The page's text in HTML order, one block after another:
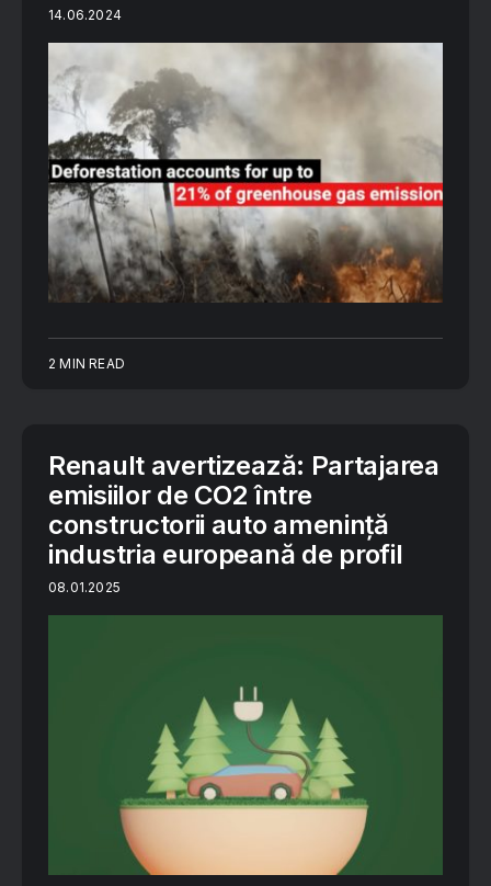
14.06.2024
2 MIN READ
Renault avertizează: Partajarea
emisiilor de CO2 între
constructorii auto amenință
industria europeană de profil
08.01.2025